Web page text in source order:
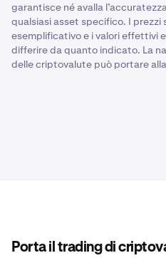
garantisce né avalla
qualsiasi asset specifico. I
esemplificativo e i valori effettivi
differire da quanto indicato. La
delle criptovalute può portare
Porta il trading di